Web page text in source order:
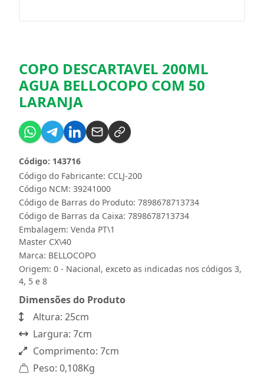
COPO DESCARTAVEL 200ML
AGUA BELLOCOPO COM 50
LARANJA
Código do Fabricante: CCLJ-200
Código: 143716
Código NCM: 39241000
Código de Barras do Produto: 7898678713734
Código de Barras da Caixa: 7898678713734
Embalagem: Venda PT\1
Master CX\40
Marca: BELLOCOPO
Origem: 0 - Nacional, exceto as indicadas nos códigos 3,
4, 5 e 8
Dimensões do Produto
Altura: 25cm
Largura: 7cm
Comprimento: 7cm
Peso: 0,108Kg